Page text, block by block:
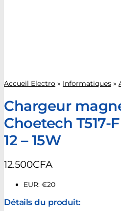
Accueil Electro » Informatiques »
Chargeur
Choetech T517-
12 – 15W
12.500CFA
EUR: €20
Détails du produit: